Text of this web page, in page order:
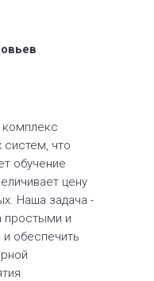
комплекс
что
обучение
цену
Наша задача -
простыми и
обеспечить